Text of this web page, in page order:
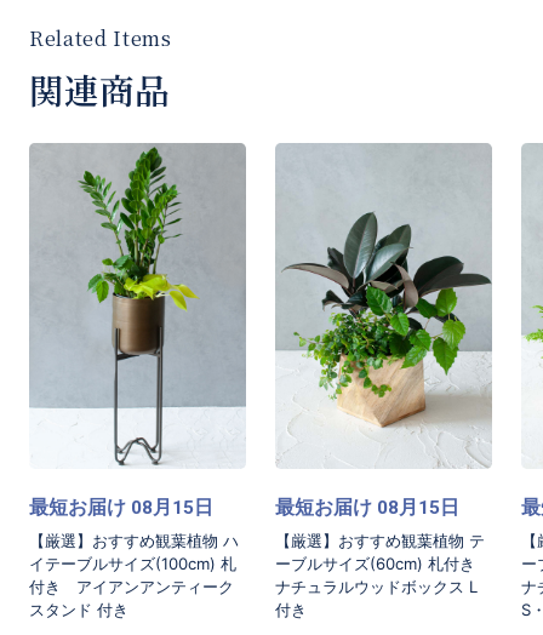
に置いていただくこともできます。置くスペー
スがあるのか心配な方や、ウッドスタンドで柔
■土を使わず清潔な観葉植物
土を使わずにゼオライトという浄化作用がある
石を使用していて清潔な状態で鑑賞して頂くこ
とができます。
水位計がついているので難しいお水やりも簡単
にお手入れができます。
■季節に合わせたおすすめの観葉植物
こちらの商品に使われる観葉植物は、産地より
関連商品
【厳選】おすすめ観葉植物 ハ
イテーブルサイズ(100cm) 札
付き アイアンアンティーク
スタンド 付き
最短お届け 08月 15日
【厳選】おすすめ観葉植物 テ
ーブルサイズ(60cm) 札付き
ナチュラルウッドボックス L
付き
最短お届け 08月 15日
ー
ナ
S